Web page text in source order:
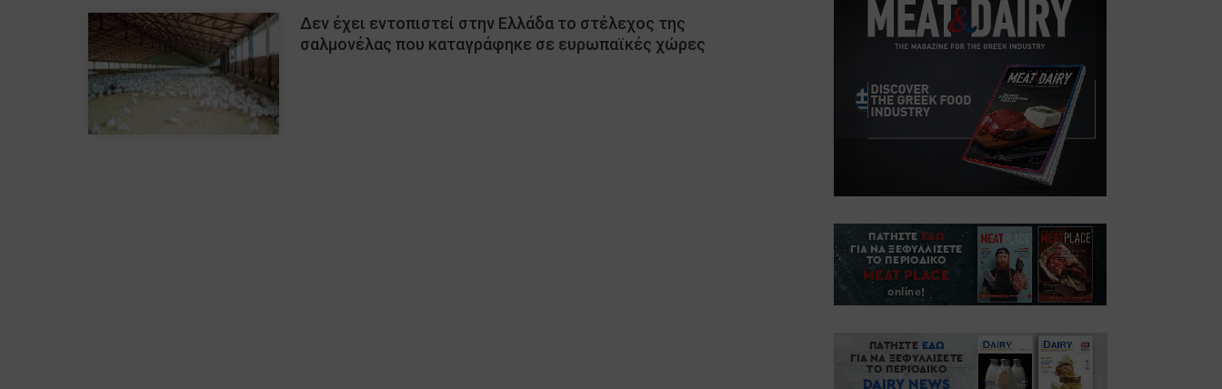
Δεν έχει εντοπιστεί στην Ελλάδα το στέλεχος της
σαλμονέλας που καταγράφηκε σε ευρωπαϊκές χώρες